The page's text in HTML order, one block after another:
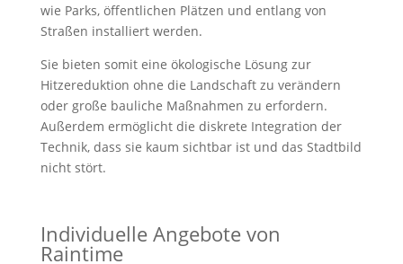
wie Parks, öffentlichen Plätzen und entlang von
Straßen installiert werden.
Sie bieten somit eine ökologische Lösung zur
Hitzereduktion ohne die Landschaft zu verändern
oder große bauliche Maßnahmen zu erfordern.
Außerdem ermöglicht die diskrete Integration der
Technik, dass sie kaum sichtbar ist und das Stadtbild
nicht stört.
Individuelle Angebote von
Raintime